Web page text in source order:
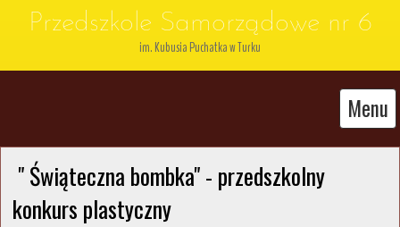
Przedszkole Samorządowe nr 6
im. Kubusia Puchatka w Turku
Menu
konkurs plastyczny